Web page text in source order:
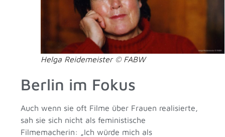
Helga Reidemeister © FABW
Berlin im Fokus
Auch wenn sie oft Filme über Frauen realisierte,
sah sie sich nicht als feministische
Filmemacherin: „Ich würde mich als